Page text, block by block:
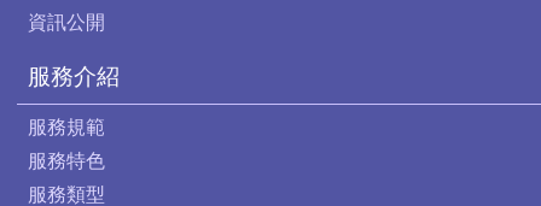
資訊公開
服務介紹
服務規範
服務特色
服務類型